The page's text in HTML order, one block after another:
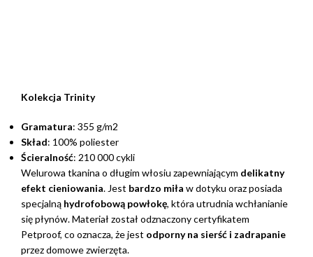
Kolekcja Trinity
Gramatura: 355 g/m2
Skład: 100% poliester
Ścieralność: 210 000 cykli
Welurowa tkanina o długim włosiu zapewniającym delikatny
efekt cieniowania. Jest bardzo miła w dotyku oraz posiada
specjalną hydrofobową powłokę, która utrudnia wchłanianie
się płynów. Materiał został odznaczony certyfikatem
Petproof, co oznacza, że jest odporny na sierść i zadrapanie
przez domowe zwierzęta.